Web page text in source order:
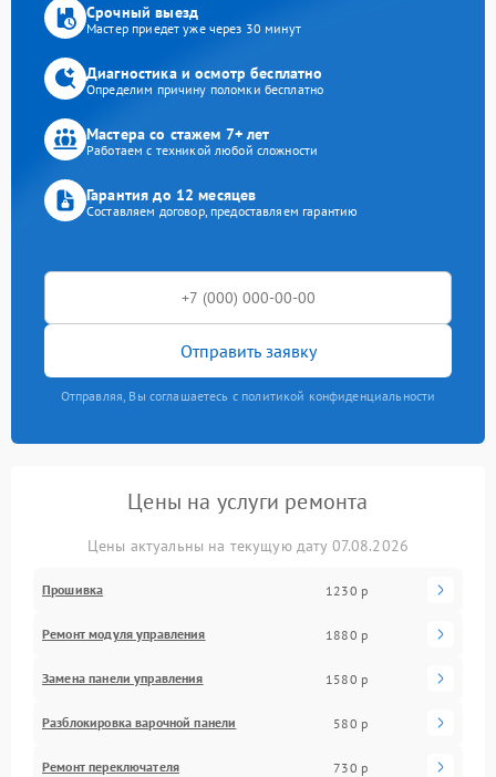
Срочный выезд
Мастер приедет уже через 30 минут
Диагностика и осмотр бесплатно
Определим причину поломки бесплатно
Мастера со стажем 7+ лет
Работаем с техникой любой сложности
Гарантия до 12 месяцев
Составляем договор, предоставляем гарантию
Отправить заявку
Отправляя, Вы соглашаетесь с политикой конфиденциальности
Цены на услуги ремонта
Цены актуальны на текущую дату 07.08.2026
Прошивка 1230 р
Ремонт модуля управления 1880 р
Замена панели управления 1580 р
Разблокировка варочной панели 580 р
Ремонт переключателя 730 р